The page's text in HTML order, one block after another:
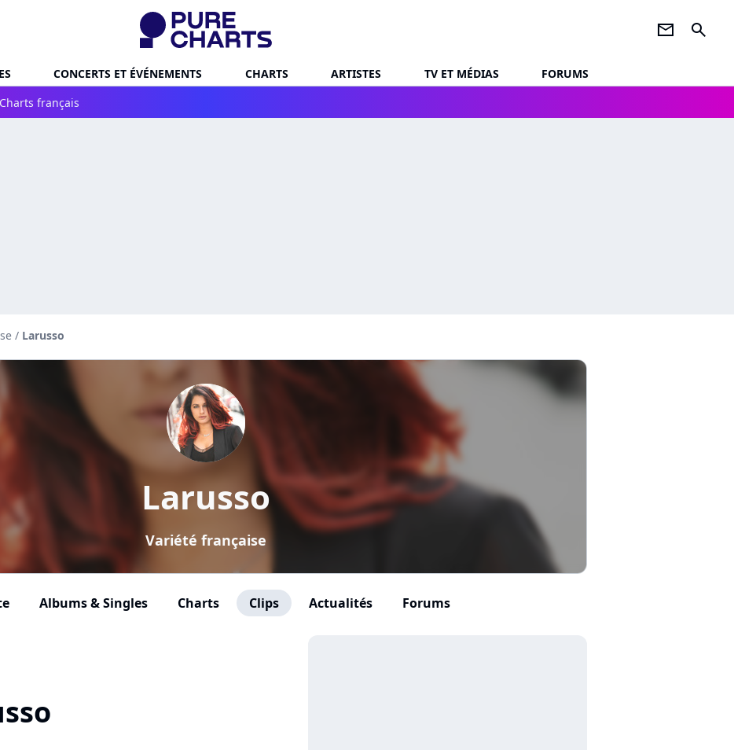
newsletter search
CONCERTS ET ÉVÉNEMENTS CHARTS ARTISTES TV ET MÉDIAS
FORUMS
Charts français
/ Larusso
Larusso
Variété française
Albums & Singles Charts Clips Actualités Forums